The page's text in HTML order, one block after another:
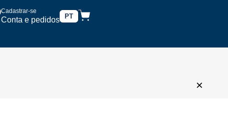
Cadastrar-se
Conta e pedidos PT
×